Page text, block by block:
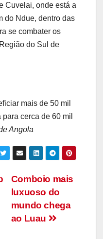
Cuvelai, onde está a
do Ndue, dentro das
se combater os
do Sul de
mais de 50 mil
cerca de 60 mil
Angola
Comboio mais
luxuoso do
mundo chega
ao Luau